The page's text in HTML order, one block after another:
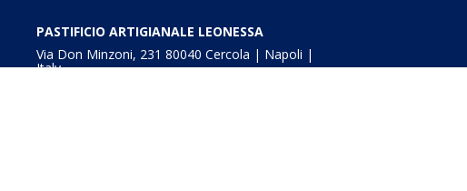
PASTIFICIO ARTIGIANALE LEONESSA
Via Don Minzoni, 231 80040 Cercola | Napoli |
Italy